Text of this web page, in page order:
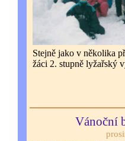
Stejně jako v několika
žáci 2. stupně lyžařský
Vánoční